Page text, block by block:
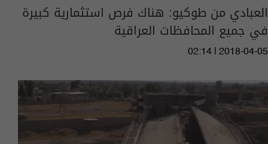
العبادي من طوكيو: هناك فرص استثمارية كبيرة
في جميع المحافظات العراقية
02:14 | 2018-04-05